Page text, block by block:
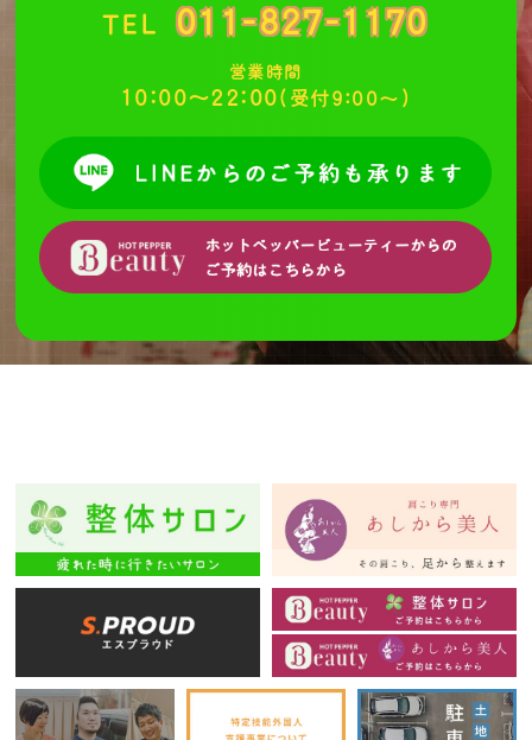
TEL 011-827-1170
営業時間
10:00～22:00(受付9:00～)